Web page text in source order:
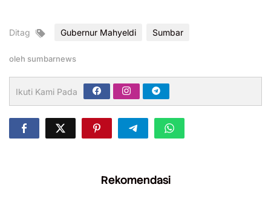
Ditag Gubernur Mahyeldi Sumbar
oleh sumbarnews
Ikuti Kami Pada
Rekomendasi